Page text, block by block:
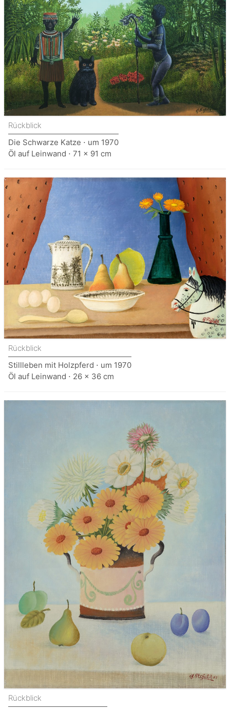
Rückblick
Die Schwarze Katze ⋅ um 1970
Öl auf Leinwand ⋅ 71 x 91 cm
Rückblick
Stillleben mit Holzpferd ⋅ um 1970
Öl auf Leinwand ⋅ 26 x 36 cm
Rückblick